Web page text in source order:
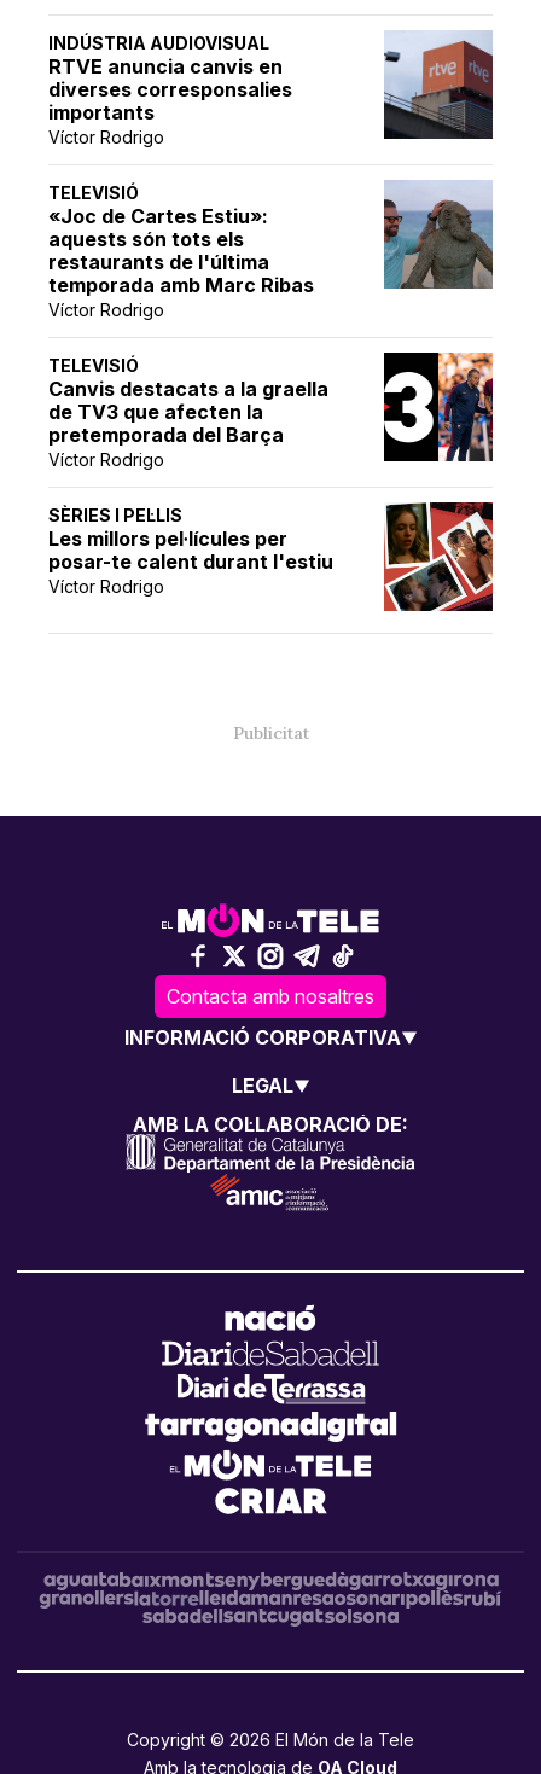
INDÚSTRIA AUDIOVISUAL
RTVE anuncia canvis en
diverses corresponsalies
importants
Víctor Rodrigo
TELEVISIÓ
«Joc de Cartes Estiu»:
aquests són tots els
restaurants de l'última
temporada amb Marc Ribas
Víctor Rodrigo
TELEVISIÓ
Canvis destacats a la graella
de TV3 que afecten la
pretemporada del Barça
Víctor Rodrigo
SÈRIES I PEL·LIS
Les millors pel·lícules per
posar-te calent durant l'estiu
Víctor Rodrigo
Contacta amb nosaltres
INFORMACIÓ CORPORATIVA
LEGAL
AMB LA COL·LABORACIÓ DE:
Copyright © 2026 El Món de la Tele
Amb la tecnologia de OA Cloud